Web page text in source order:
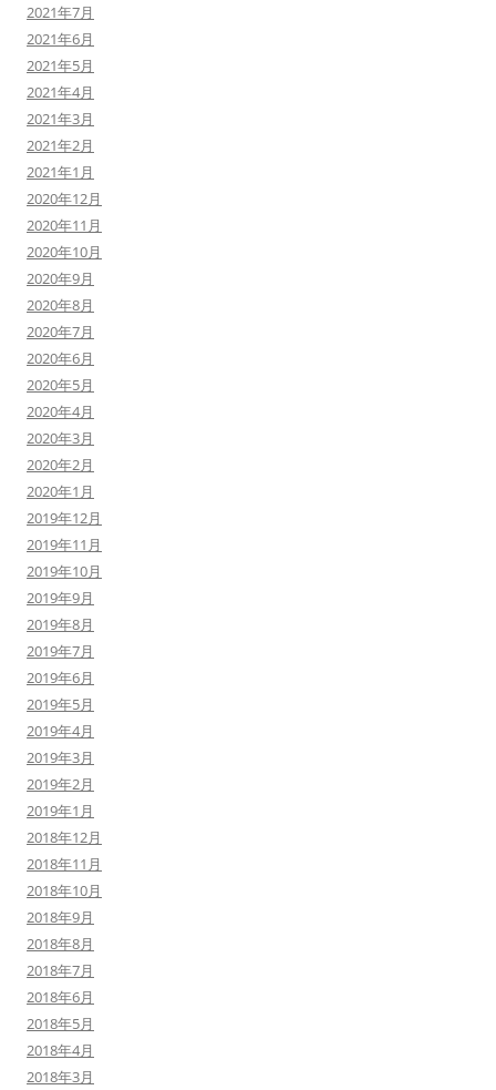
2021年7月
2021年6月
2021年5月
2021年4月
2021年3月
2021年2月
2021年1月
2020年12月
2020年11月
2020年10月
2020年9月
2020年8月
2020年7月
2020年6月
2020年5月
2020年4月
2020年3月
2020年2月
2020年1月
2019年12月
2019年11月
2019年10月
2019年9月
2019年8月
2019年7月
2019年6月
2019年5月
2019年4月
2019年3月
2019年2月
2019年1月
2018年12月
2018年11月
2018年10月
2018年9月
2018年8月
2018年7月
2018年6月
2018年5月
2018年4月
2018年3月